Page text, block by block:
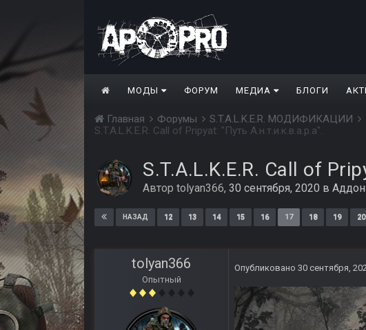
МОДЫ ФОРУМ МЕДИА БЛОГИ
Главная Форумы S.T.A.L.K.E.R. МОДИФИКАЦИИ
S.T.A.L.K.E.R. Call of Pripyat: "Путь А.н.т.и.к.в.а.р.а".
S.T.A.L.K.E.R. Call of
Автор tolyan366, 30 сентября, 2020 в
НАЗАД 12 13 14 15 16 17 18 19 20
tolyan366
Опытный
Опубликовано 30 сентября,